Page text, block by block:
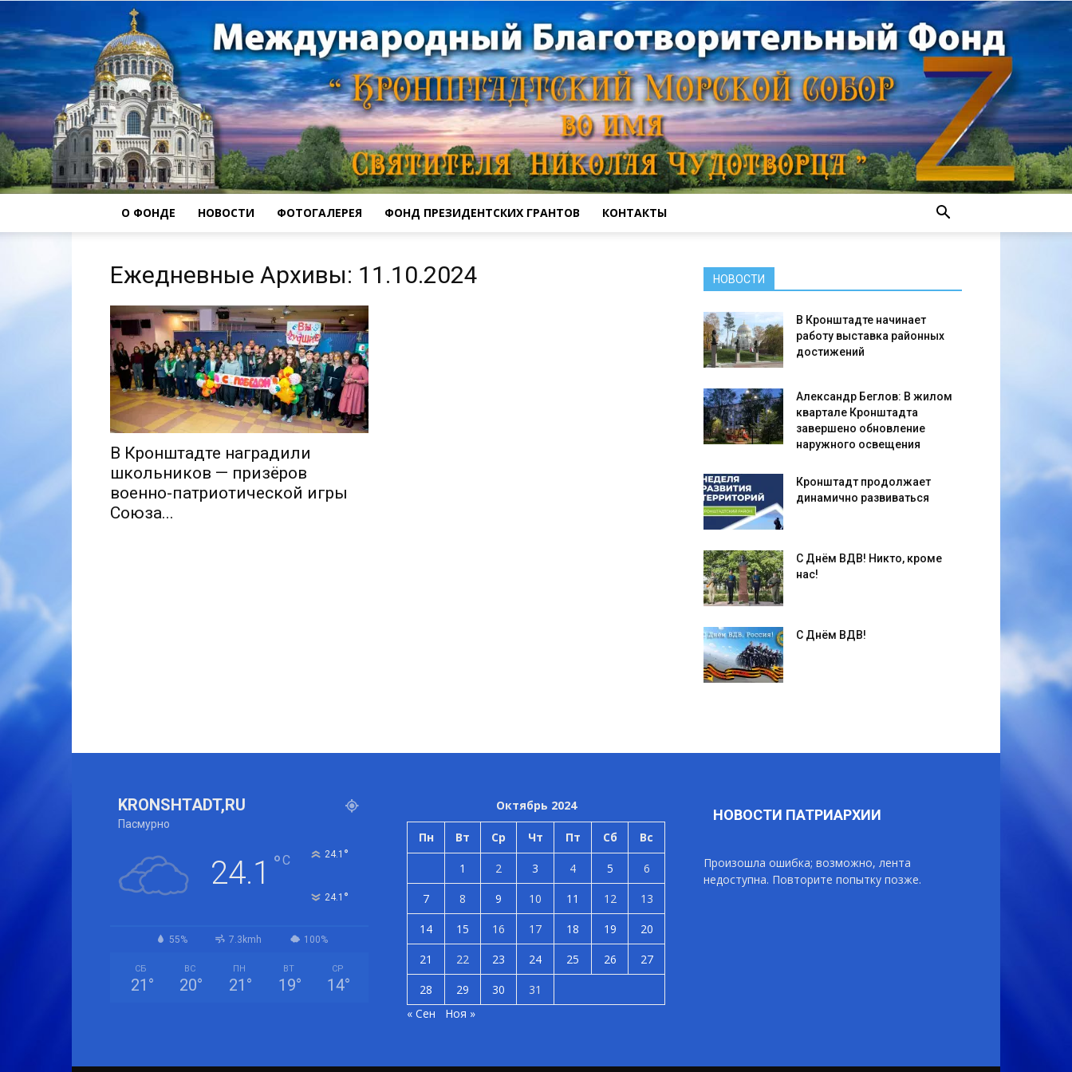
О ФОНДЕ НОВОСТИ ФОТОГАЛЕРЕЯ ФОНД ПРЕЗИДЕНТСКИХ ГРАНТОВ КОНТАКТЫ
Ежедневные Архивы: 11.10.2024
В Кронштадте наградили
школьников — призёров
военно-патриотической игры
Союза...
НОВОСТИ
В Кронштадте начинает
работу выставка районных
достижений
Александр Беглов: В жилом
квартале Кронштадта
завершено обновление
наружного освещения
Кронштадт продолжает
динамично развиваться
С Днём ВДВ! Никто, кроме
нас!
С Днём ВДВ!
KRONSHTADT,RU
Пасмурно
24.1 °C 24.1 °
24.1 °
55% 7.3kmh 100%
СБ
21 °
ВС
20°
ПН
21 °
ВТ
19°
СР
14°
Октябрь 2024
Пн Вт Ср Чт Пт Сб Вс
1 2 3 4 5
6
7
8 9 10 11 12
13
14
15 16 17 18 19
20
21
22 23 24 25 26
27
28
29 30
31
« Сен
Ноя »
НОВОСТИ ПАТРИАРХИИ
Произошла ошибка; возможно, лента
недоступна. Повторите попытку позже.